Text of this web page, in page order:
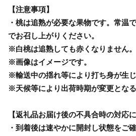
【注意事項】
・桃は追熟が必要な果物です。常温
でお召し上がりください。
※白桃は追熟しても赤くなりません。
※画像はイメージです。
※輸送中の揺れ等により打ち身が生じ
※天候等により出荷時期が変更となる
【返礼品お届け後の不具合時の対応に
・到着後は速やかに開封し状態をご